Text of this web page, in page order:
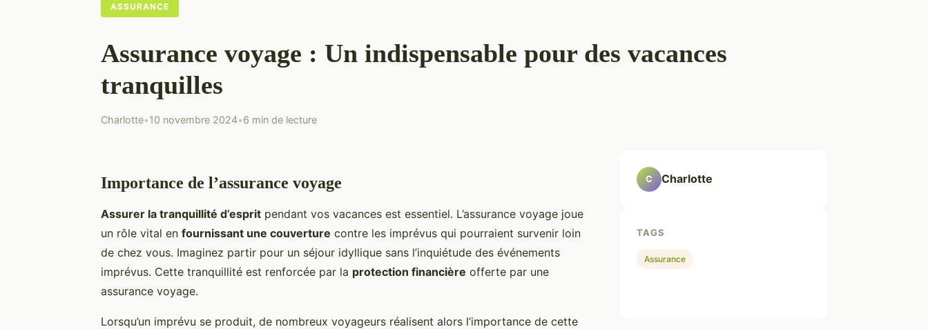
ASSURANCE
Assurance voyage : Un indispensable pour des vacances
tranquilles
Charlotte•10 novembre 2024•6 min de lecture
Importance de l’assurance voyage
Assurer la tranquillité d’esprit pendant vos vacances est essentiel. L’assurance voyage joue
un rôle vital en fournissant une couverture contre les imprévus qui pourraient survenir loin
de chez vous. Imaginez partir pour un séjour idyllique sans l’inquiétude des événements
imprévus. Cette tranquillité est renforcée par la protection financière offerte par une
assurance voyage.
Lorsqu’un imprévu se produit, de nombreux voyageurs réalisent alors l’importance de cette
C Charlotte
TAGS
Assurance